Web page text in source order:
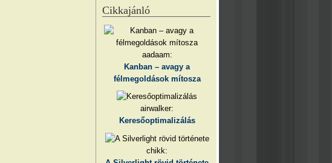
Cikkajánló
aadaam:
Kanban – avagy a
félmegoldások mítosza
airwalker:
Keresőoptimalizálás
chikk: